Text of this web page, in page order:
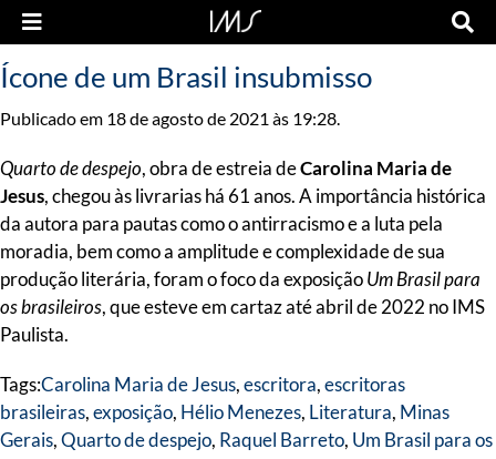
Ícone de um Brasil insubmisso
Publicado em 18 de agosto de 2021 às 19:28.
Quarto de despejo, obra de estreia deCarolina Maria de
Jesus, chegou às livrarias há 61 anos. A importância histórica
da autora para pautas como o antirracismo e a luta pela
moradia, bem como a amplitude e complexidade de sua
produção literária, foram o foco da exposiçãoUm Brasil para
os brasileiros, que esteve em cartaz até abril de 2022 no IMS
Paulista.
Tags:Carolina Maria de Jesus,escritora,escritoras
brasileiras,exposição, Hélio Menezes, Literatura, Minas
Gerais,Quarto de despejo, Raquel Barreto, Um Brasil para os